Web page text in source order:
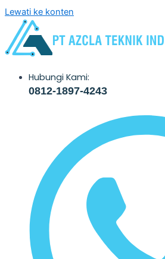
Lewati ke konten
Hubungi Kami:
0812-1897-4243